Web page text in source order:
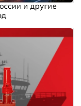
и другие